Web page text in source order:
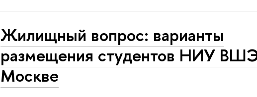
Жилищный вопрос: варианты
размещения студентов НИУ
Москве